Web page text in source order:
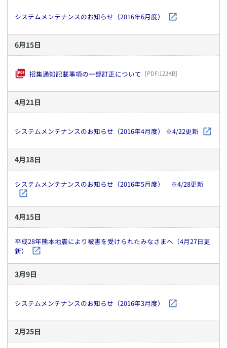
システムメンテナンスのお知らせ（2016年6月度）
6月15日
招集通知記載事項の一部訂正について [PDF:122KB]
4月21日
システムメンテナンスのお知らせ（2016年4月度） ※4/22更新
4月18日
システムメンテナンスのお知らせ（2016年5月度） ※4/28更新
4月15日
平成28年熊本地震により被害を受けられたみなさまへ（4月27日更
新）
3月9日
システムメンテナンスのお知らせ（2016年3月度）
2月25日